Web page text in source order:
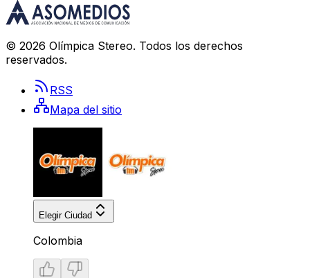
© 2026 Olímpica Stereo. Todos los derechos
reservados.
RSS
Mapa del sitio
Elegir Ciudad
Colombia